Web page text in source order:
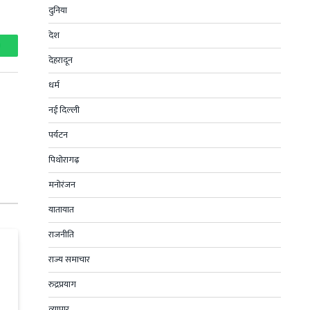
दुनिया
देश
देहरादून
धर्म
नई दिल्ली
पर्यटन
पिथोरागढ़
मनोरंजन
यातायात
राजनीति
राज्य समाचार
रुद्रप्रयाग